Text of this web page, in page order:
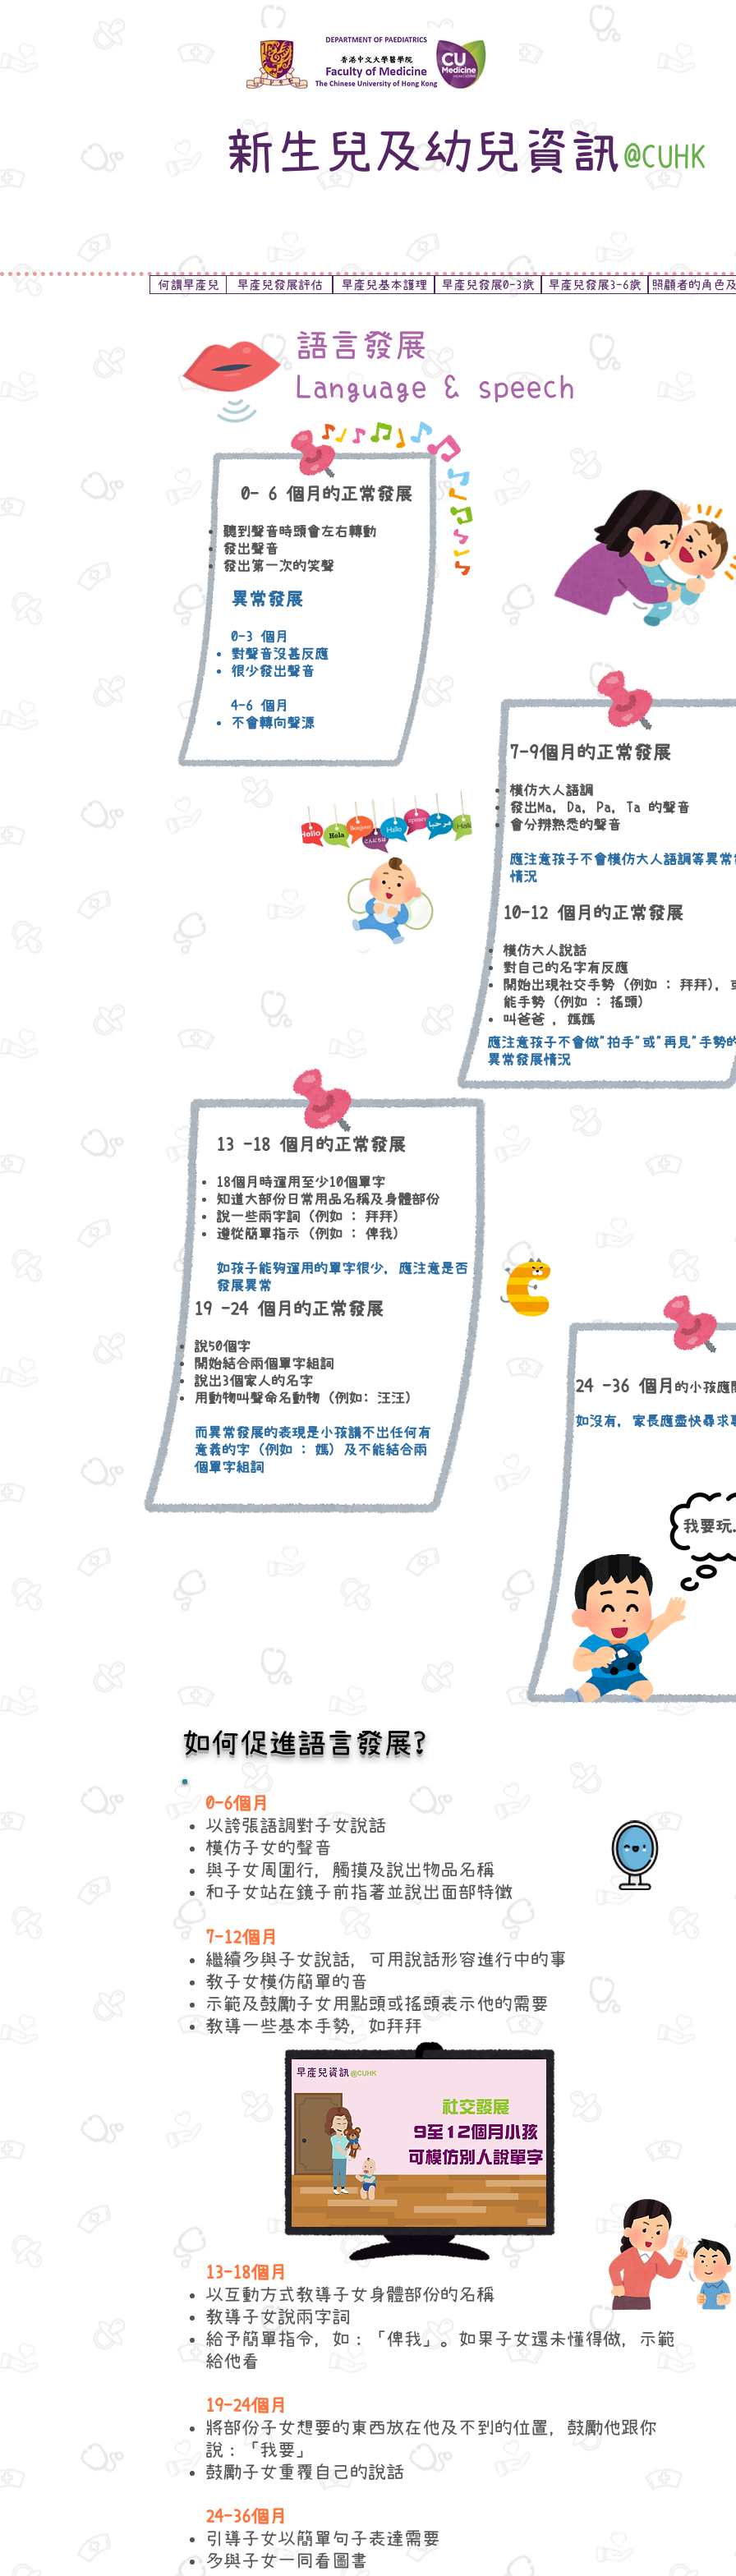
新生兒及幼兒資訊@CUHK
何謂早產兒 早產兒發展評估 早產兒基本護理 早產兒發展0-3歲 早產兒發展3-6歲 照顧者的角色
語言發展
Language & speech
異常發展
0-3 個月
對聲音沒甚反應
很少發出聲音
4-6 個月
​不會轉向聲源
7-9個月的正常發展
模仿大人語調
發出Ma, Da, Pa, Ta 的聲音
會分辨熟悉的聲音
應注意孩子不會模仿大人語調等異常
​情況
10-12 個月的正常發展
模仿大人說話
對自己的名字有反應
開始出現社交手勢 (例如 : 拜拜),
能手勢 (例如 : 搖頭)
​叫爸爸 , 媽媽
應注意孩子不會做"拍手"或"再見"手勢
異常發展情況
13 -18 個月的正常發展
18個月時運用至少10個單字
知道大部份日常用品名稱及身體部份
說一些兩字詞 (例如 : 拜拜)
遵從簡單指示 (例如 : 俾我)
如孩子能夠運用的單字很少, 應注意是否
​發展異常
19 -24 個月的正常發展
說50個字
開始結合兩個單字組詞
說出3個家人的名字
用動物叫聲命名動物 (例如: 汪汪)
而異常發展的表現是小孩講不出任何有
意義的字 (例如 : 媽) 及不能結合兩
個單字組詞
24 -36 個月 的小孩應
如沒有, 家長應盡快尋求
0- 6 個月的正常發展​
聽到聲音時頭會左右轉動
發出聲音
​發出第一次的笑聲
我要
如何促進語言發展?
0-6個月
以誇張語調對子女說話
模仿子女的聲音
與子女周圍行，觸摸及說出物品名稱
和子女站在鏡子前指著並說出面部特徵
7-12個月
繼續多與子女說話，可用說話形容進行中的事
教子女模仿簡單的音
示範及鼓勵子女用點頭或搖頭表示他的需要
教導一些基本手勢，如拜拜
13-18個月​
以互動方式教導子女身體部份的名稱
教導子女說兩字詞
給予簡單指令，如：「俾我」。如果子女還未懂得做，示範
給他看
19-24個月
將部份子女想要的東西放在他及不到的位置，鼓勵他跟你
說：「我要」
鼓勵子女重覆自己的說話
24-36個月
引導子女以簡單句子表達需要
多與子女一同看圖書